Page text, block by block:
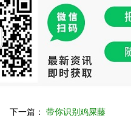
下一篇： 带你识别鸡屎藤